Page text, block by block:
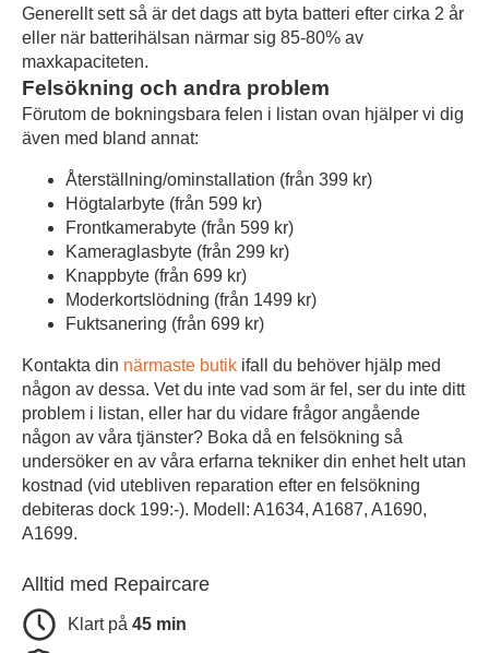
Generellt sett så är det dags att byta batteri efter cirka 2 år
eller när batterihälsan närmar sig 85-80% av
maxkapaciteten.
Felsökning och andra problem
Förutom de bokningsbara felen i listan ovan hjälper vi dig
även med bland annat:
Återställning/ominstallation (från 399 kr)
Högtalarbyte (från 599 kr)
Frontkamerabyte (från 599 kr)
Kameraglasbyte (från 299 kr)
Knappbyte (från 699 kr)
Moderkortslödning (från 1499 kr)
Fuktsanering (från 699 kr)
Kontakta din närmaste butik ifall du behöver hjälp med
någon av dessa. Vet du inte vad som är fel, ser du inte ditt
problem i listan, eller har du vidare frågor angående
någon av våra tjänster? Boka då en felsökning så
undersöker en av våra erfarna tekniker din enhet helt utan
kostnad (vid utebliven reparation efter en felsökning
debiteras dock 199:-). Modell: A1634, A1687, A1690,
A1699.
Alltid med Repaircare
Klart på 45 min